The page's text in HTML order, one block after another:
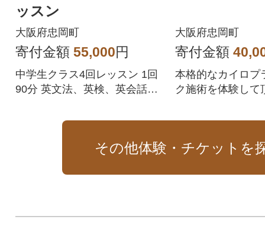
ッスン
大阪府忠岡町
寄付金額 55,000円
中学生クラス4回レッスン 1回
90分 英文法、英検、英会話全
大阪府忠岡町
寄付金額
本格的なカイロプ
ク施術を体験して
その他体験・チケットを